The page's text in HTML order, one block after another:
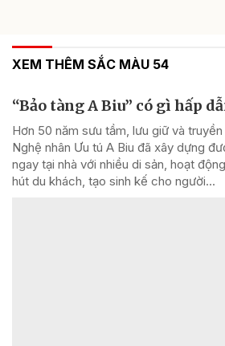
XEM THÊM SẮC MÀU 54
“Bảo tàng A Biu” có gì hấp
Hơn 50 năm sưu tầm, lưu giữ và
Nghệ nhân Ưu tú A Biu đã xây dựng
ngay tại nhà với nhiều di sản, hoạt
hút du khách, tạo sinh kế cho người...